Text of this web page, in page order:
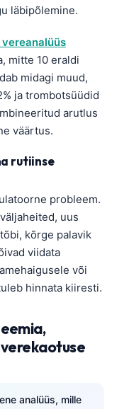
läbipõlemine.
vereanalüüs
mitte 10 eraldi
midagi muud,
ja trombotsüüdid
arutlus
väärtus.
rutiinse
probleem.
uus
kõrge palavik
viidata
või
hinnata kiiresti.
analüüs, mille